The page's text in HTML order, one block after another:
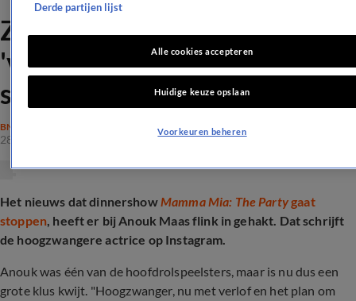
Zwangere Anouk Maas voelt
'verdriet en boosheid' na
slecht nieuws
BN'ERS
28 aug 2025, 13:33
Het nieuws dat dinnershowMamma Mia: The Partygaat
stoppen, heeft er bij Anouk Maas flink in gehakt. Dat schrijft
de hoogzwangere actrice op Instagram.
Anouk was één van de hoofdrolspeelsters, maar is nu dus een
grote klus kwijt. "Hoogzwanger, nu met verlof en het plan om
Derde partijen lijst
Alle cookies accepteren
Huidige keuze opslaan
Voorkeuren beheren